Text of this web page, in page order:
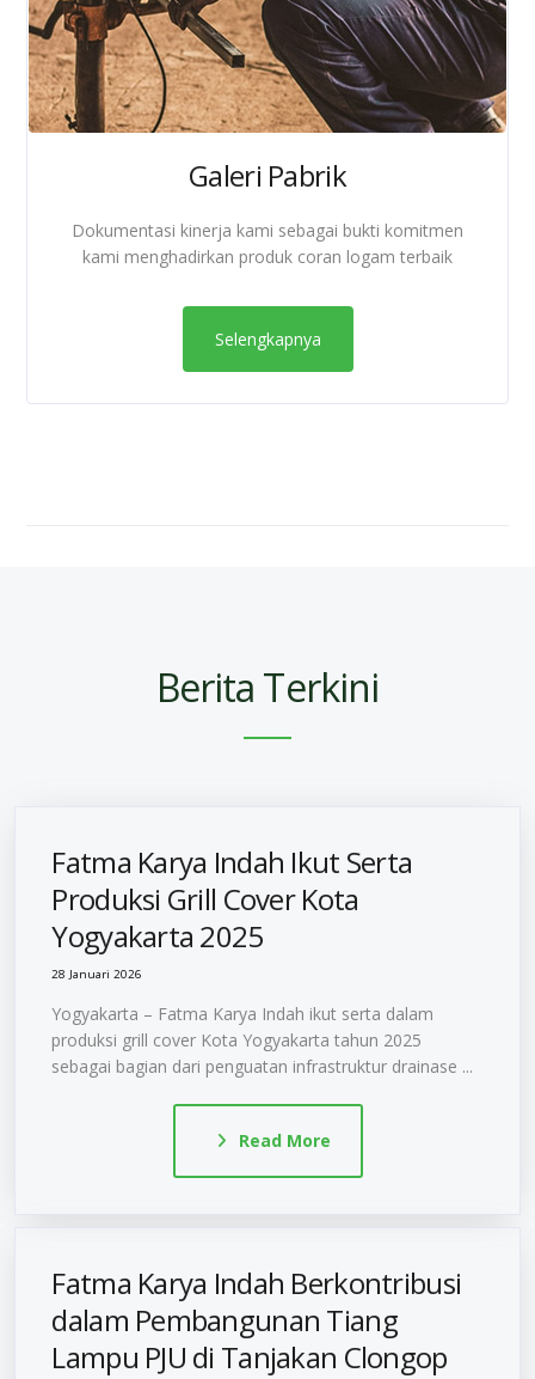
Galeri Pabrik
Dokumentasi kinerja kami sebagai bukti komitmen
kami menghadirkan produk coran logam terbaik
Selengkapnya
Berita Terkini
Fatma Karya Indah Ikut Serta
Produksi Grill Cover Kota
Yogyakarta 2025
28 Januari 2026
Yogyakarta – Fatma Karya Indah ikut serta dalam
produksi grill cover Kota Yogyakarta tahun 2025
sebagai bagian dari penguatan infrastruktur drainase ...
Read More
Fatma Karya Indah Berkontribusi
dalam Pembangunan Tiang
Lampu PJU di Tanjakan Clongop